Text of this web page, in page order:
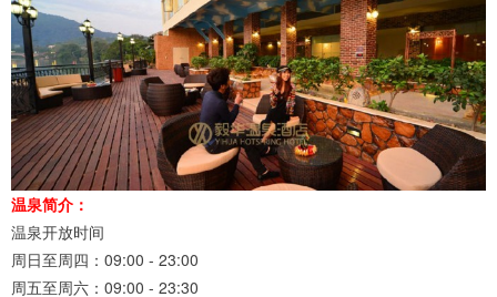
温泉简介：
温泉开放时间
周日至周四：09:00 - 23:00
周五至周六：09:00 - 23:30